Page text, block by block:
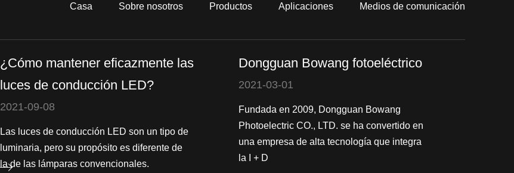
Casa Sobre nosotros Productos Aplicaciones Medios de comunicación
¿Cómo mantener eficazmente las
luces de conducción LED?
2021-09-08
Las luces de conducción LED son un tipo de
luminaria, pero su propósito es diferente de
la de las lámparas convencionales.
Dongguan Bowang fotoeléctrico
2021-03-01
Fundada en 2009, Dongguan Bowang
Photoelectric CO., LTD. se ha convertido en
una empresa de alta tecnología que integra
la I + D